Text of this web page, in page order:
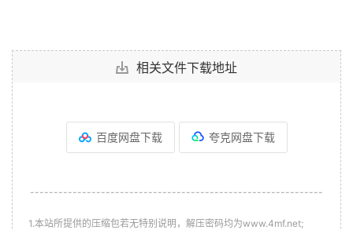
相关文件下载地址
百度网盘下载 夸克网盘下载
--------------------------------------------------------------
1.本站所提供的压缩包若无特别说明，解压密码均为www.4mf.net;